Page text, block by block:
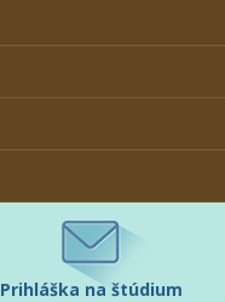
Prihláška na štúdium